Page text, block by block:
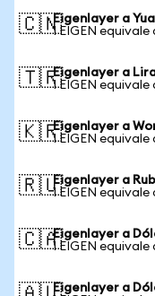
🇨🇳Eigenlayer a
1 EIGEN equivale
🇹🇷Eigenlayer a
1 EIGEN equivale
🇰🇷Eigenlayer a
1 EIGEN
🇷🇺Eigenlayer a
1 EIGEN equivale
🇨🇦Eigenlayer a
1 EIGEN equivale
Eigenlayer a